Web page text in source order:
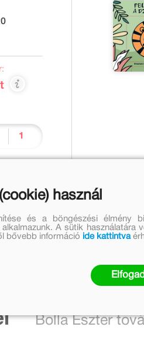
Tökéletes
adhatók,
Bolla Eszter
használ
és a böngészési élmény
A sütik használatára
bővebb információ ide kattintva